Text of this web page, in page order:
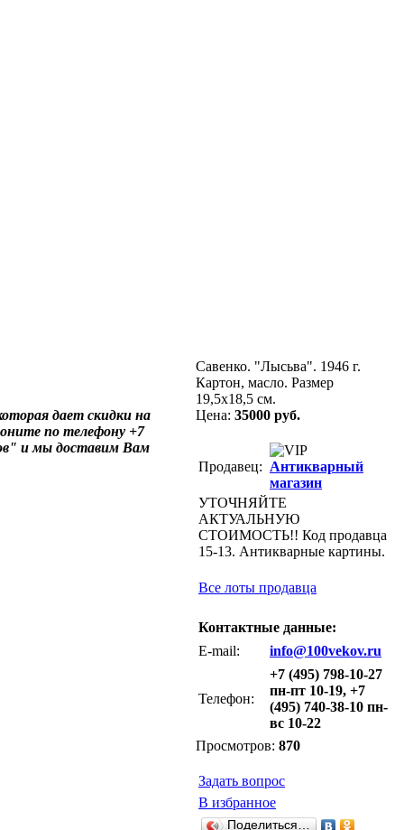
дает скидки на
по телефону +7
и мы доставим Вам
Савенко. "Лысьва". 1946 г.
Картон, масло. Размер
19,5х18,5 см.
Цена: 35000 руб.
Продавец: Антикварный
магазин
УТОЧНЯЙТЕ
АКТУАЛЬНУЮ
СТОИМОСТЬ!! Код продавца
15-13. Антикварные картины.
Все лоты продавца
Контактные данные:
E-mail:
info@100vekov.ru
Телефон:
+7 (495) 798-10-27
пн-пт 10-19, +7
(495) 740-38-10 пн-
вс 10-22
Просмотров: 870
Задать вопрос
В избранное
Поделиться…